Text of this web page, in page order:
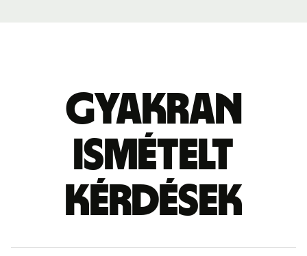
Gyakran
ismételt
kérdések